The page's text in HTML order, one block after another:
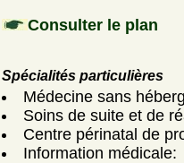
Consulter le plan
Spécialités particulières
Médecine sans
Soins de suite et de
Centre périnatal de
Information médicale: